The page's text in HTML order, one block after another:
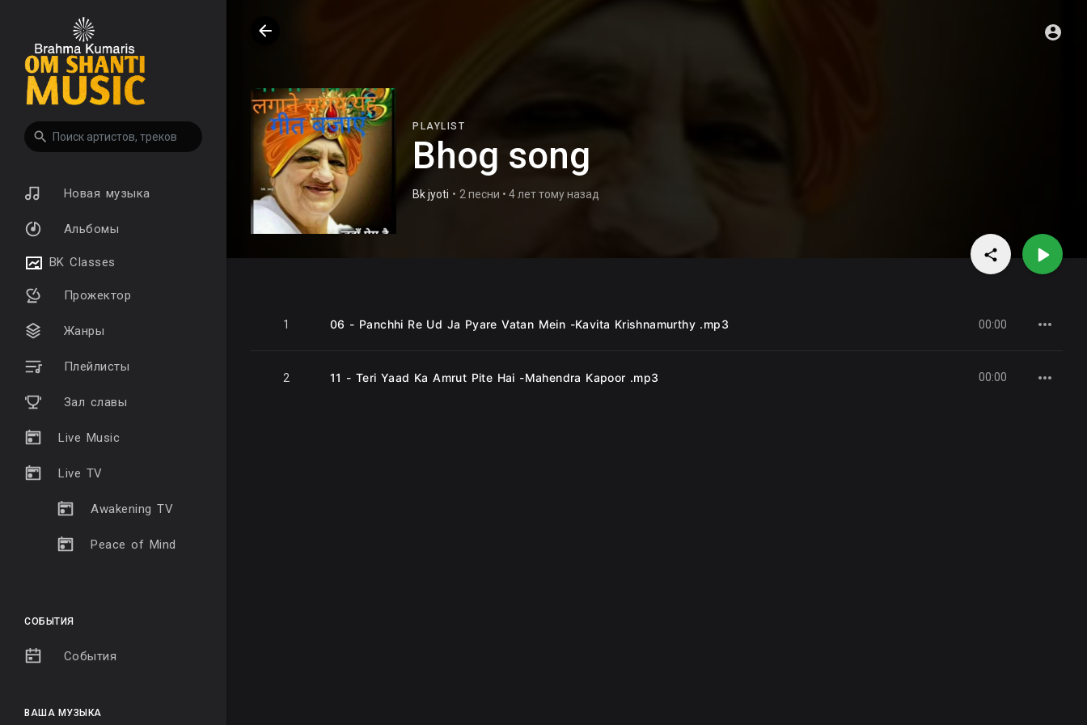
Новая музыка
Альбомы
BK Classes
Прожектор
Жанры
Плейлисты
Зал славы
Live Music
Live TV
Awakening TV
Peace of Mind
СОБЫТИЯ
События
ВАША МУЗЫКА
PLAYLIST
Bhog song
Bk jyoti • 2 песни • 4 лет тому назад
1 06 - Panchhi Re Ud Ja Pyare Vatan Mein -Kavita Krishnamurthy .mp3 00:00
2 11 - Teri Yaad Ka Amrut Pite Hai -Mahendra Kapoor .mp3 00:00